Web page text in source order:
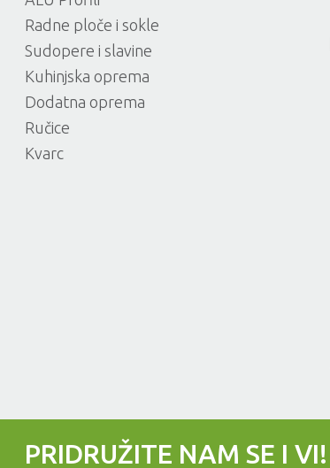
Radne ploče i sokle
Sudopere i slavine
Kuhinjska oprema
Dodatna oprema
Ručice
Kvarc
PRIDRUŽITE NAM SE I VI!